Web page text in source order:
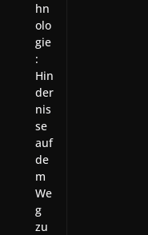
hn
olo
gie
:
Hin
der
nis
se
auf
de
m
We
g
zu